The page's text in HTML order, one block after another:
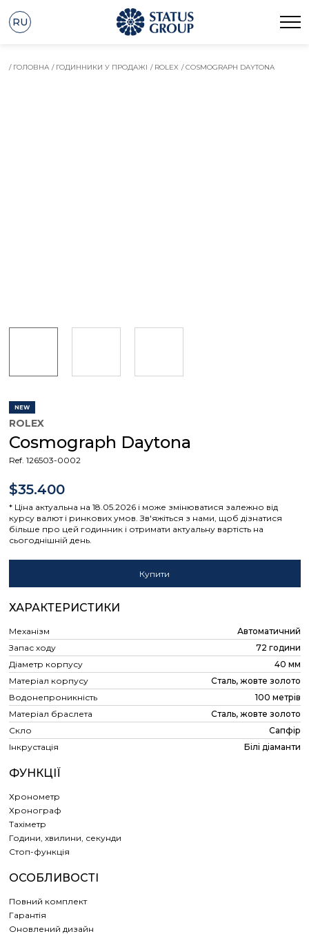
RU
/ ГОЛОВНА / ГОДИННИКИ У ПРОДАЖІ / ROLEX / COSMOGRAPH DAYTONA
NEW
ROLEX
Cosmograph Daytona
Ref. 126503-0002
$35.400
* Ціна актуальна на 18.05.2026 і може змінюватися залежно від
курсу валют і ринкових умов. Зв'яжіться з нами, щоб дізнатися
більше про цей годинник і отримати актуальну вартість на
сьогоднішній день.
Купити
ХАРАКТЕРИСТИКИ
Механізм
Автоматичний
Запас ходу
72 години
Діаметр корпусу
40 мм
Матеріал корпусу
Сталь, жовте золото
Водонепроникність
100 метрів
Матеріал браслета
Сталь, жовте золото
Скло
Сапфір
Інкрустація
Білі діаманти
ФУНКЦІЇ
Хронометр
Хронограф
Тахіметр
Години, хвилини, секунди
Cтоп-функція
ОСОБЛИВОСТІ
Повний комплект
Гарантія
Оновлений дизайн